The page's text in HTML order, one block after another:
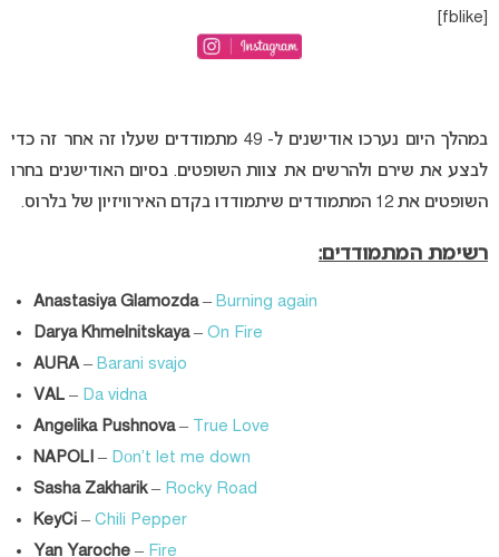
במהלך היום נערכו אודישנים ל- 49 מתמודדים שעלו זה אחר זה כדי
לבצע את שירם ולהרשים את צוות השופטים. בסיום האודישנים בחרו
השופטים את 12 המתמודדים שיתמודדו בקדם האירוויזיון של בלרוס.
רשימת המתמודדים:
Anastasiya Glamozda– Burning again
Darya Khmelnitskaya– On Fire
AURA– Barani svajo
VAL – Da vidna
Angelika Pushnova–
True Love
NAPOLI – Dоn’t let me down
Sasha Zakharik– Rocky Road
KeyCi – Chili Pepper
Yan Yaroche – Fire